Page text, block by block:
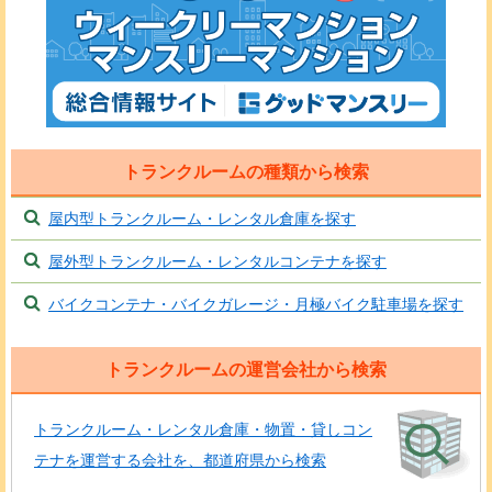
トランクルームの種類から検索
屋内型トランクルーム・レンタル倉庫を探す
屋外型トランクルーム・レンタルコンテナを探す
バイクコンテナ・バイクガレージ・月極バイク駐車場を探す
トランクルームの運営会社から検索
トランクルーム・レンタル倉庫・物置・貸しコン
テナを運営する会社を、都道府県から検索